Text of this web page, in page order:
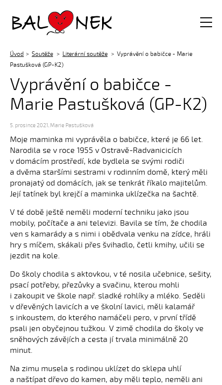
Balónek z.s.
Úvod Soutěže Literární soutěže
Vyprávění o babičce - Marie
Pastušková (GP-K2)
Vyprávění o babičce -
Marie Pastušková (GP-K2)
5. prosince 2021, Marie Pastušková
Moje maminka mi vyprávěla o babičce, které je 66 let.
Narodila se v roce 1955 v Ostravě-Radvanicicích
v domácím prostředí, kde bydlela se svými rodiči
a dvěma staršími sestrami v rodinním domě, který měli
pronajatý od domácích, jak se tenkrát říkalo majitelům.
Její tatínek byl krejčí a maminka uklízečka na šachtě.
V té době ještě neměli moderní techniku jako jsou
mobily, počítače a ani televizi. Bavila se tím, že chodila
ven s kamarády a s nimi i obědvala venku na zídce, hráli
hry s míčem, skákali přes švihadlo, četli kmihy, učili se
jezdit na kole.
Do školy chodila s aktovkou, v té nosila učebnice, sešity,
psací potřeby, přezůvky a svačinu, kterou mohli
i zakoupit ve škole např. sladké rohlíky a mléko. Seděli
v dřevěných lavicích a ve školní lavici, měli kalamář
s inkoustem, do kterého namáčeli pero, v první třídě
psali jen obyčejnou tužkou. V zimě chodila do školy ve
sněhových závějích a cesta jí trvala minimálně 20
minut.
Na zimu musela s rodinou uklízet do sklepa uhlí
a naštípat dřevo do kamen, aby měli teplo, neměli ani